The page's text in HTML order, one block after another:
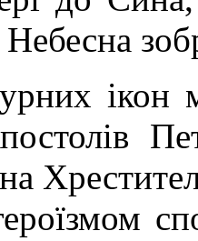
ікон